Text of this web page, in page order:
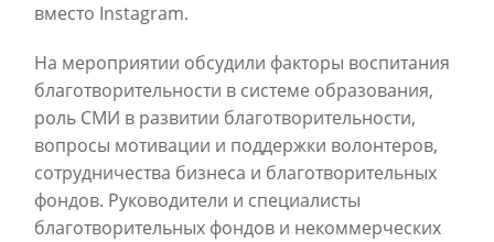
вместо Instagram.
На мероприятии обсудили факторы воспитания
благотворительности в системе образования,
роль СМИ в развитии благотворительности,
вопросы мотивации и поддержки волонтеров,
сотрудничества бизнеса и благотворительных
фондов. Руководители и специалисты
благотворительных фондов и некоммерческих